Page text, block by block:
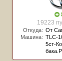
19223
Откуда: От
Машина: TLC-
5ст-